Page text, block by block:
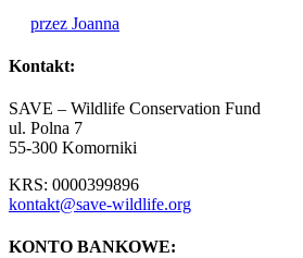
przez Joanna
Kontakt:
SAVE – Wildlife Conservation Fund
ul. Polna 7
55-300 Komorniki
KRS: 0000399896
kontakt@save-wildlife.org
KONTO BANKOWE: